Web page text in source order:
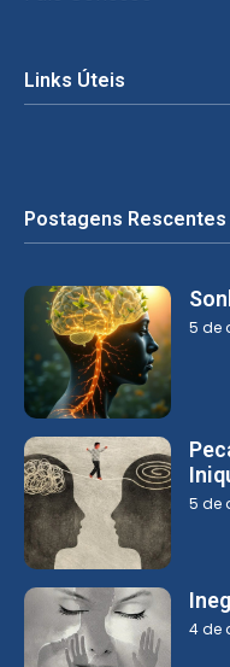
Links Úteis
Postagens Rescentes
5 de
5 de
4 de